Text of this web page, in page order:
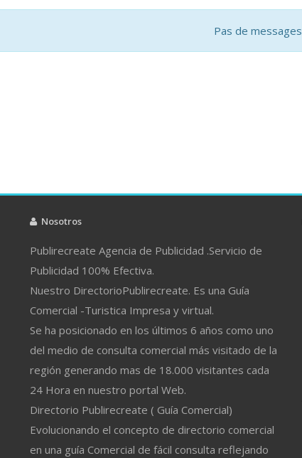
Pas de messages
Nosotros
Publirecreate Agencia de Publicidad .Servicio de
Publicidad 100% Efectiva.
Nuestro DirectorioPublirecreate. Es una Guía
Comercial -Turistica Impresa y virtual.
Se ha posicionado en los últimos 6 años como uno
del medio de consulta comercial más visitado de la
región generando mas de 18.000 visitantes cada
24 Hora en nuestro portal Web.
Directorio Publirecreate ( Guía Comercial)
Evolucionando el concepto de directorio comercial
en una guía Comercial de fácil consulta reflejando